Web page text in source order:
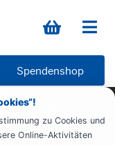
zu Cookies und
Online-Aktivitäten
Spendenshop